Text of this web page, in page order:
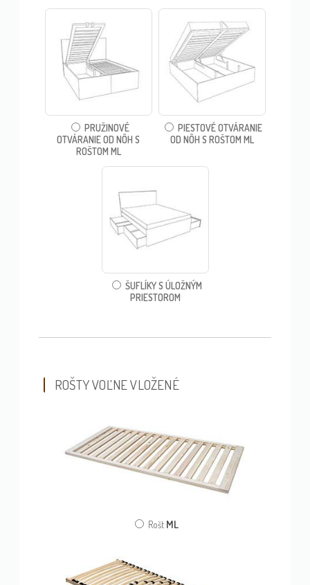
PRUŽINOVÉ
OTVÁRANIE OD NÔH S
ROŠTOM ML
PIESTOVÉ OTVÁRANIE
OD NÔH S ROŠTOM ML
ŠUFLÍKY S ÚLOŽNÝM
PRIESTOROM
ROŠTY VOĽNE VLOŽENÉ
Rošt ML